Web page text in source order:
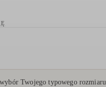
Twojego typowego rozmiaru.